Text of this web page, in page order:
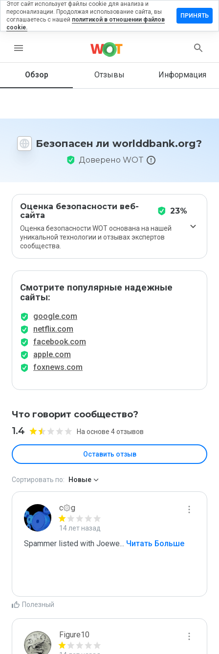
menu
Обзор Отзывы Информация
Безопасен ли worlddbank.org?
Доверено WOT
Оценка безопасности веб-
сайта
23%
Оценка безопасности WOT основана на нашей
уникальной технологии и отзывах экспертов
сообщества.
Смотрите популярные надежные
сайты:
google.com
netflix.com
facebook.com
apple.com
foxnews.com
Что говорит сообщество?
1.4 На основе 4 отзывов
Оставить отзыв
на
Как бы
этот
1 до 5?
Сортировать по: Новые
c۞g
14 лет назад
Spammer listed with Joewe... Читать Больше
Полезный
Figure10
Этот сайт использует файлы cookie для анализа и
персонализации. Продолжая использование сайта, вы
соглашаетесь с нашей политикой в отношении файлов
cookie.
ПРИНЯТЬ